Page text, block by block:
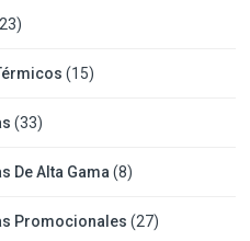
(15)
(33)
De Alta Gama (8)
Promocionales (27)